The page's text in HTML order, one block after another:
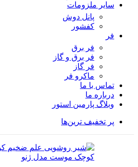
سایر ملزومات
پانل دوش
کفشور
فر
فر برق
فر برق و گاز
فر گاز
ماكرو فر
تماس با ما
درباره ما
وبلاگ پارمین استور
پر تخفیف ترین‌ها